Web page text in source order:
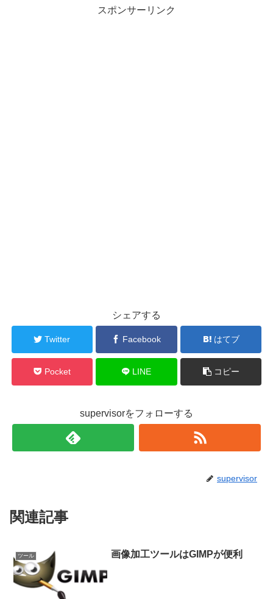
スポンサーリンク
シェアする
Twitter Facebook はてブ
Pocket LINE コピー
supervisorをフォローする
supervisor
関連記事
ツール 画像加工ツールはGIMPが便利